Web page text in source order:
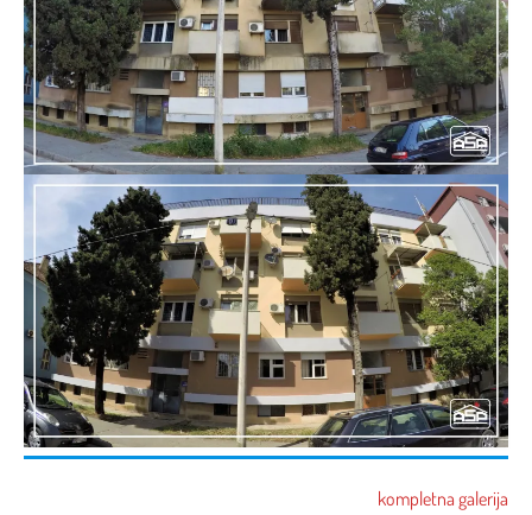
kompletna galerija